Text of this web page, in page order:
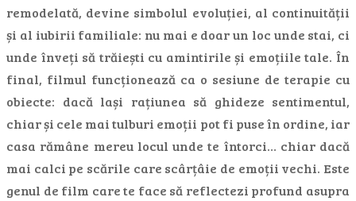
remodelată, devine simbolul evoluției, al continuității
și al iubirii familiale: nu mai e doar un loc unde stai, ci
unde înveți să trăiești cu amintirile și emoțiile tale. În
final, filmul funcționează ca o sesiune de terapie cu
obiecte: dacă lași rațiunea să ghideze sentimentul,
chiar și cele mai tulburi emoții pot fi puse în ordine, iar
casa rămâne mereu locul unde te întorci… chiar dacă
mai calci pe scările care scârțâie de emoții vechi. Este
genul de film care te face să reflectezi profund asupra